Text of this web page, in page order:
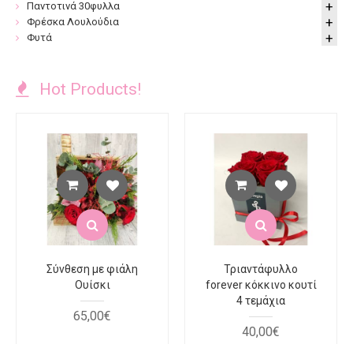
Παντοτινά 30φυλλα
Φρέσκα Λουλούδια
Φυτά
Hot Products!
Σύνθεση με φιάλη
Ουίσκι
65,00€
Τριαντάφυλλο
forever κόκκινο κουτί
4 τεμάχια
40,00€